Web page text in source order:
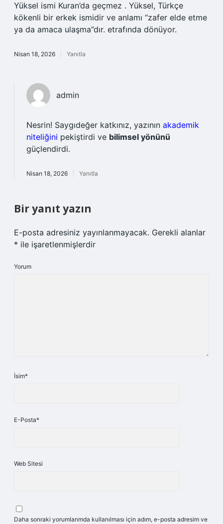
Yüksel ismi Kuran’da geçmez . Yüksel, Türkçe
kökenli bir erkek ismidir ve anlamı “zafer elde etme
ya da amaca ulaşma”dır. etrafında dönüyor.
Nisan 18, 2026 Yanıtla
admin
Nesrin! Saygıdeğer katkınız, yazının akademik
niteliğini pekiştirdi ve bilimsel yönünü
güçlendirdi.
Nisan 18, 2026 Yanıtla
Bir yanıt yazın
E-posta adresiniz yayınlanmayacak. Gerekli alanlar
* ile işaretlenmişlerdir
Yorum
İsim*
E-Posta*
Web Sitesi
Daha sonraki yorumlarımda kullanılması için adım, e-posta adresim ve